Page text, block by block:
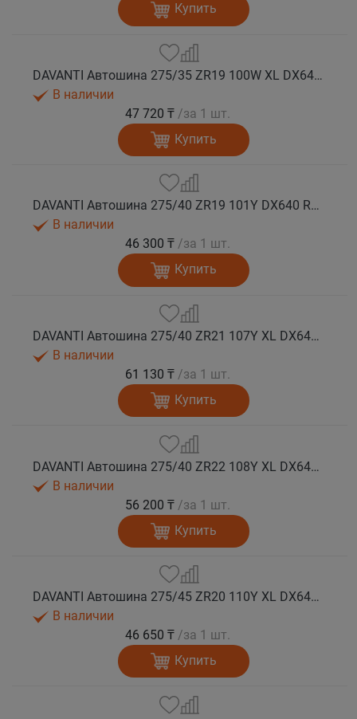
Купить
DAVANTI Автошина 275/35 ZR19 100W XL DX640 RPR лето (Таиланд)
В наличии
47 720 ₸ /за 1 шт.
Купить
DAVANTI Автошина 275/40 ZR19 101Y DX640 RPR лето
В наличии
46 300 ₸ /за 1 шт.
Купить
DAVANTI Автошина 275/40 ZR21 107Y XL DX640 RPR лето
В наличии
61 130 ₸ /за 1 шт.
Купить
DAVANTI Автошина 275/40 ZR22 108Y XL DX640 RPR лето
В наличии
56 200 ₸ /за 1 шт.
Купить
DAVANTI Автошина 275/45 ZR20 110Y XL DX640 RPR лето (Таиланд)
В наличии
46 650 ₸ /за 1 шт.
Купить